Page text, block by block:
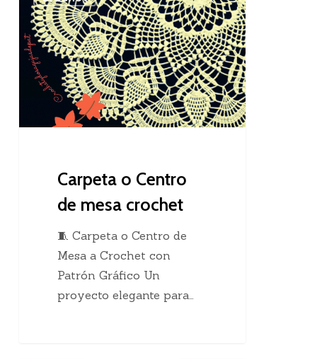
Centro
de
mesa
crochet
Carpeta o Centro
de mesa crochet
🧵 Carpeta o Centro de
Mesa a Crochet con
Patrón Gráfico Un
proyecto elegante para…